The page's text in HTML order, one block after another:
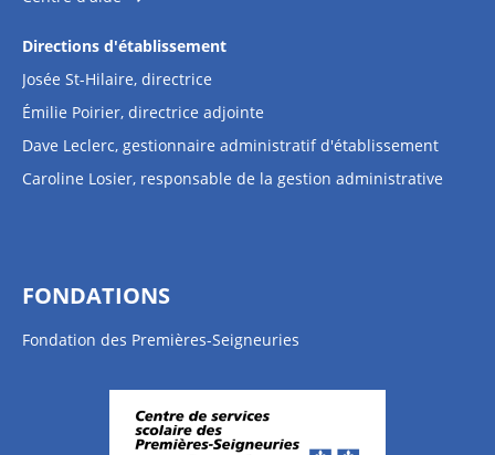
Directions d'établissement
Josée St-Hilaire, directrice
Émilie Poirier, directrice adjointe
Dave Leclerc, gestionnaire administratif d'établissement
Caroline Losier, responsable de la gestion administrative
FONDATIONS
Fondation des Premières-Seigneuries